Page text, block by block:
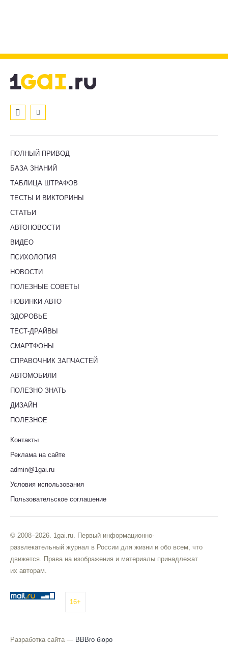
ПОЛНЫЙ ПРИВОД
БАЗА ЗНАНИЙ
ТАБЛИЦА ШТРАФОВ
ТЕСТЫ И ВИКТОРИНЫ
СТАТЬИ
АВТОНОВОСТИ
ВИДЕО
ПСИХОЛОГИЯ
НОВОСТИ
ПОЛЕЗНЫЕ СОВЕТЫ
НОВИНКИ АВТО
ЗДОРОВЬЕ
ТЕСТ-ДРАЙВЫ
СМАРТФОНЫ
СПРАВОЧНИК ЗАПЧАСТЕЙ
АВТОМОБИЛИ
ПОЛЕЗНО ЗНАТЬ
ДИЗАЙН
ПОЛЕЗНОЕ
Контакты
Реклама на сайте
admin@1gai.ru
Условия использования
Пользовательское соглашение
© 2008–2026. 1gai.ru. Первый информационно-
развлекательный журнал в России для жизни и обо всем, что
движется. Права на изображения и материалы принадлежат
их авторам.
16+
Разработка сайта — BBBro бюро